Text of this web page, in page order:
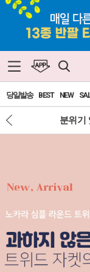
당일발송 BEST NEW
분위기